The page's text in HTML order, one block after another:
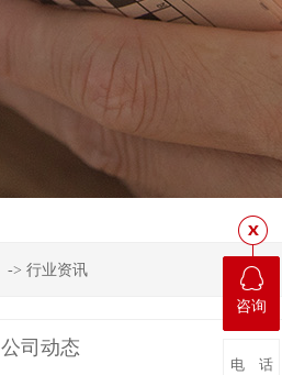
-> 行业资讯
公司动态
咨询
电 话